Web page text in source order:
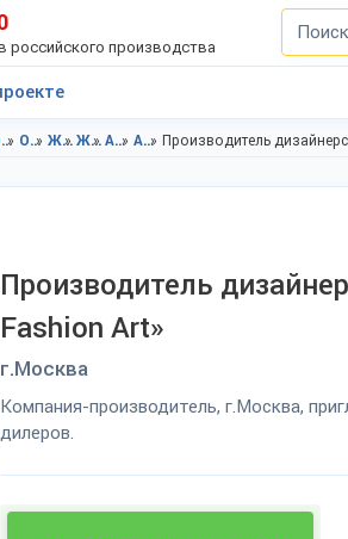
российского производства
Одежда в Московская область Одежда в г.Москва Женская одежда и аксессуары в Московская область Женская одежда и аксессуары в г.Москва Аксессуары к женской одежде в Московская область Аксессуары к женской одежде в г.Москва Производитель
Производитель
Fashion Art»
г.Москва
Компания-производитель, г.Москва,
дилеров.